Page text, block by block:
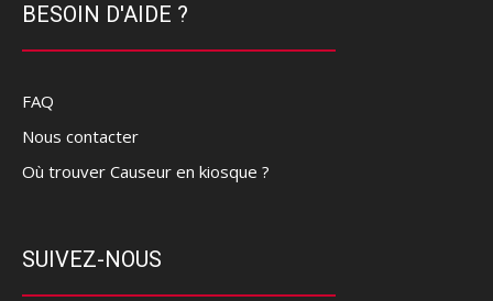
BESOIN D'AIDE ?
FAQ
Nous contacter
Où trouver Causeur en kiosque ?
SUIVEZ-NOUS